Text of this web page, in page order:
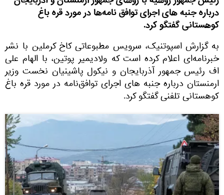
درباره جنبه های اجرای توافق نامه‌ها در مورد قره باغ
کوهستانی گفتگو کرد.
به گزارش اسپوتنیک، سرویس مطبوعاتی کاخ کرملین با نشر
خبرنامه‌ای اعلام کرده است که ولادیمیر پوتین، با الهام علی
اف رئیس جمهور آذربایجان و نیکول پاشینیان نخست وزیر
ارمنستان درباره جنبه های اجرای توافق‌نامه در مورد قره باغ
کوهستانی تلفنی گفتگو کرد.